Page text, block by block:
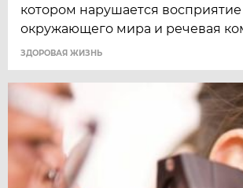
котором нарушается восприятие
окружающего мира и речевая
ЗДОРОВАЯ ЖИЗНЬ